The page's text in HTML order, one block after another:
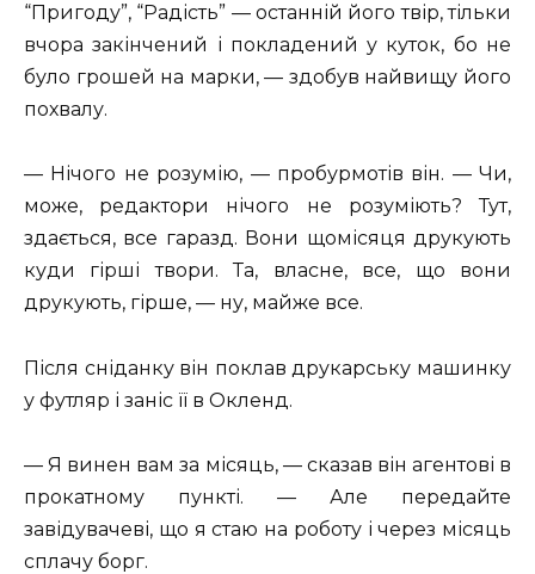
“Пригоду”, “Радість” — останній його твір, тільки
вчора закінчений і покладений у куток, бо не
було грошей на марки, — здобув найвищу його
похвалу.
— Нічого не розумію, — пробурмотів він. — Чи,
може, редактори нічого не розуміють? Тут,
здається, все гаразд. Вони щомісяця друкують
куди гірші твори. Та, власне, все, що вони
друкують, гірше, — ну, майже все.
Після сніданку він поклав друкарську машинку
у футляр і заніс її в Окленд.
— Я винен вам за місяць, — сказав він агентові в
прокатному пункті. — Але передайте
завідувачеві, що я стаю на роботу і через місяць
сплачу борг.